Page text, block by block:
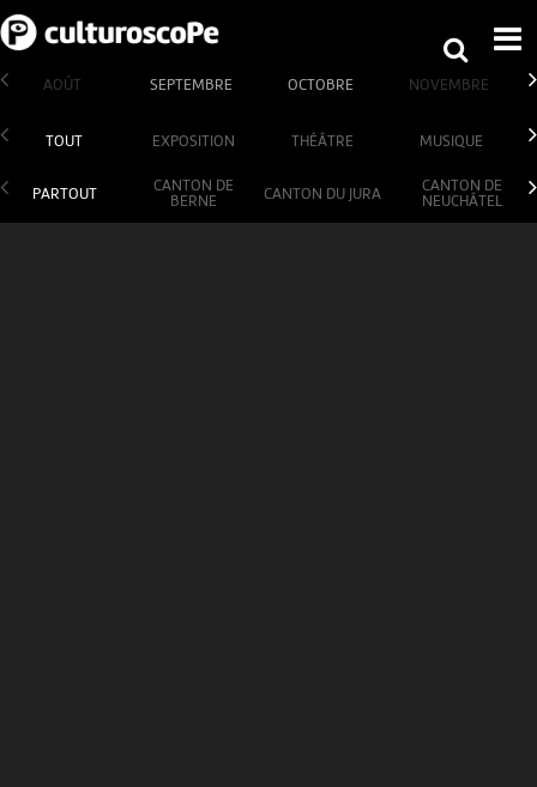
AOÛT SEPTEMBRE OCTOBRE NOVEMBRE
TOUT EXPOSITION THÉÂTRE MUSIQUE
PARTOUT
CANTON DE
BERNE
CANTON DU JURA
CANTON DE
NEUCHÂTEL